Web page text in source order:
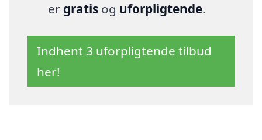
er gratisog uforpligtende.
Indhent 3 uforpligtende tilbud
her!